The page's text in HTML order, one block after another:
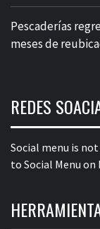
Pescaderías
meses de
REDES
Social menu is
to Social Menu on